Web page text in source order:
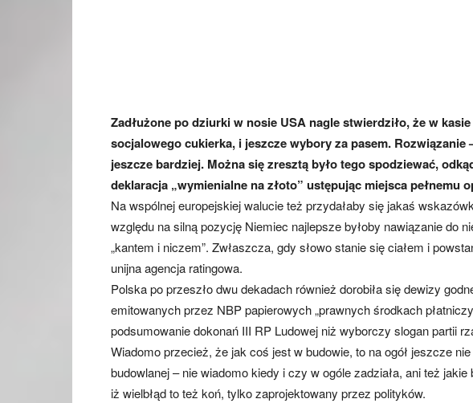
Zadłużone po dziurki w nosie USA nagle stwierdziło, że w
socjalowego cukierka, i jeszcze wybory za pasem. Rozwiązanie
jeszcze bardziej. Można się zresztą było tego spodziewać,
deklaracja „wymienialne na złoto” ustępując miejsca pełnemu
Na wspólnej europejskiej walucie też przydałaby się jakaś
względu na silną pozycję Niemiec najlepsze byłoby nawiązanie do
„kantem i niczem”. Zwłaszcza, gdy słowo stanie się ciałem i
unijna agencja ratingowa.
Polska po przeszło dwu dekadach również dorobiła się dewizy
emitowanych przez NBP papierowych „prawnych środkach
podsumowanie dokonań III RP Ludowej niż wyborczy slogan partii
Wiadomo przecież, że jak coś jest w budowie, to na ogół jeszcze
budowlanej – nie wiadomo kiedy i czy w ogóle zadziała, ani też
iż wielbłąd to też koń, tylko zaprojektowany przez polityków.